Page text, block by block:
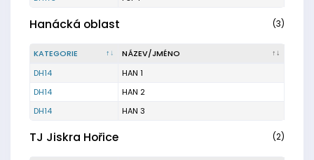
Hanácká oblast (3)
KATEGORIE
NÁZEV/JMÉNO
DH14
HAN 1
DH14
HAN 2
DH14
HAN 3
TJ Jiskra Hořice (2)